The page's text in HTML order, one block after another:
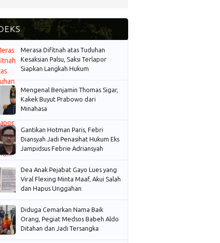
Merasa Difitnah atas Tuduhan
Kesaksian Palsu, Saksi Terlapor
Siapkan Langkah Hukum
Mengenal Benjamin Thomas Sigar,
Kakek Buyut Prabowo dari
Minahasa
Gantikan Hotman Paris, Febri
Diansyah Jadi Penasihat Hukum Eks
Jampidsus Febrie Adriansyah
Dea Anak Pejabat Gayo Lues yang
Viral Flexing Minta Maaf, Akui Salah
dan Hapus Unggahan
Diduga Cemarkan Nama Baik
Orang, Pegiat Medsos Babeh Aldo
Ditahan dan Jadi Tersangka